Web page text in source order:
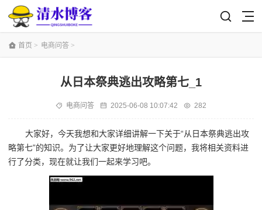
首页 > 电商问答 >
从日本祭典逃出攻略第七_1
电商问答 2025-06-08 10:07:42 282
大家好，今天我想和大家详细讲解一下关于“从日本祭典逃出攻
略第七”的知识。为了让大家更好地理解这个问题，我将相关资料进
行了分类，现在就让我们一起来学习吧。